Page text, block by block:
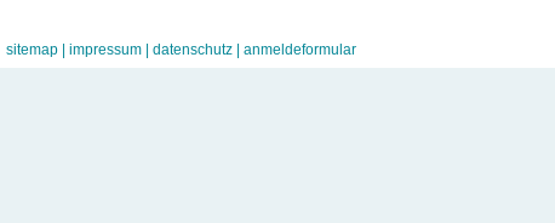
tanztherapie zentrum berlin
sitemap | impressum | datenschutz | anmeldeformular